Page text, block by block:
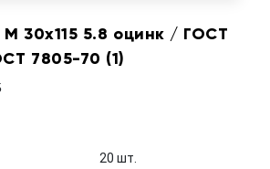
M 30x115 5.8 оцинк / ГОСТ
7805-70 (1)
20 шт.